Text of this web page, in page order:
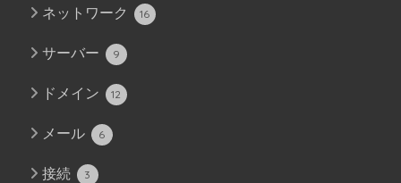
ネットワーク 16
サーバー 9
ドメイン 12
メール 6
接続 3